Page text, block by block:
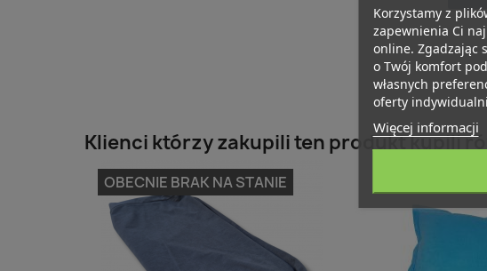
Klienci którzy zakupili ten produkt kupili
OBECNIE BRAK NA STANIE
Korzystamy z
zapewnienia Ci
online. Zgadzając
o Twój komfort
własnych
oferty
Więcej informacji